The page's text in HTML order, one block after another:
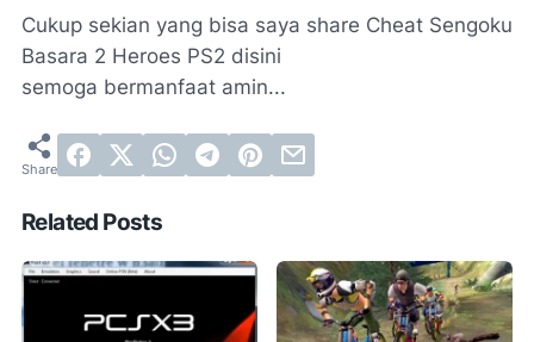
Cukup sekian yang bisa saya share Cheat Sengoku
Basara 2 Heroes PS2 disini
semoga bermanfaat amin...
Related Posts